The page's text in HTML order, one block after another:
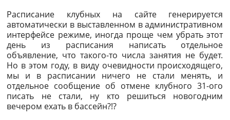
Расписание клубных на сайте генерируется
автоматически в выставленном в административном
интерфейсе режиме, иногда проще чем убрать этот
день из расписания написать отдельное
объявление, что такого-то числа занятия не будет.
Но в этом году, в виду очевидности происходящего,
мы и в расписании ничего не стали менять, и
отдельное сообщение об отмене клубного 31-ого
писать не стали, ну кто решиться новогодним
вечером ехать в бассейн?!?